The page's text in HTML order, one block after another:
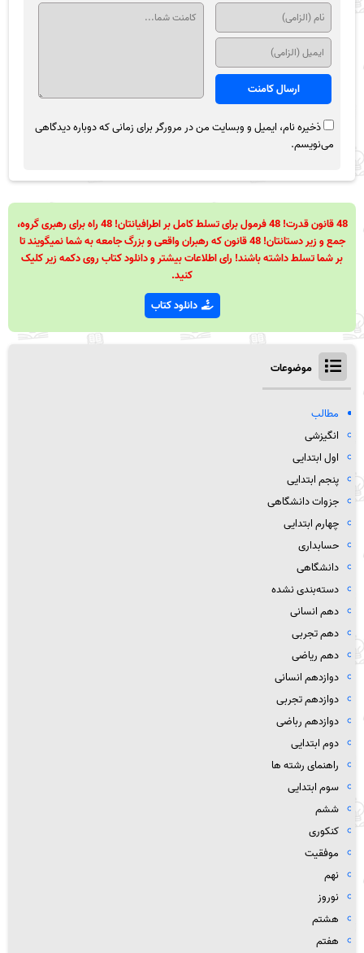
ذخیره نام، ایمیل و وبسایت من در مرورگر برای زمانی که دوباره دیدگاهی
می‌نویسم.
48 قانون قدرت! 48 فرمول برای تسلط کامل بر اطرافیانتان! 48 راه برای رهبری گروه،
جمع و زیر دستانتان! 48 قانون که رهبران واقعی و بزرگ جامعه به شما نمیگویند تا
بر شما تسلط داشته باشند! رای اطلاعات بیشتر و دانلود کتاب روی دکمه زیر کلیک
کنید.
دانلود کتاب
موضوعات
مطالب
انگیزشی
اول ابتدایی
پنجم ابتدایی
جزوات دانشگاهی
چهارم ابتدایی
حسابداری
دانشگاهی
دسته‌بندی نشده
دهم انسانی
دهم تجربی
دهم ریاضی
دوازدهم انسانی
دوازدهم تجربی
دوازدهم رباضی
دوم ابتدایی
راهنمای رشته ها
سوم ابتدایی
ششم
کنکوری
موفقیت
نهم
نوروز
هشتم
هفتم